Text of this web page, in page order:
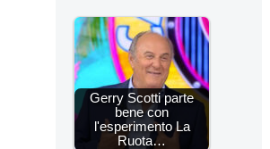
Gerry Scotti parte
bene con
l'esperimento La
Ruota…